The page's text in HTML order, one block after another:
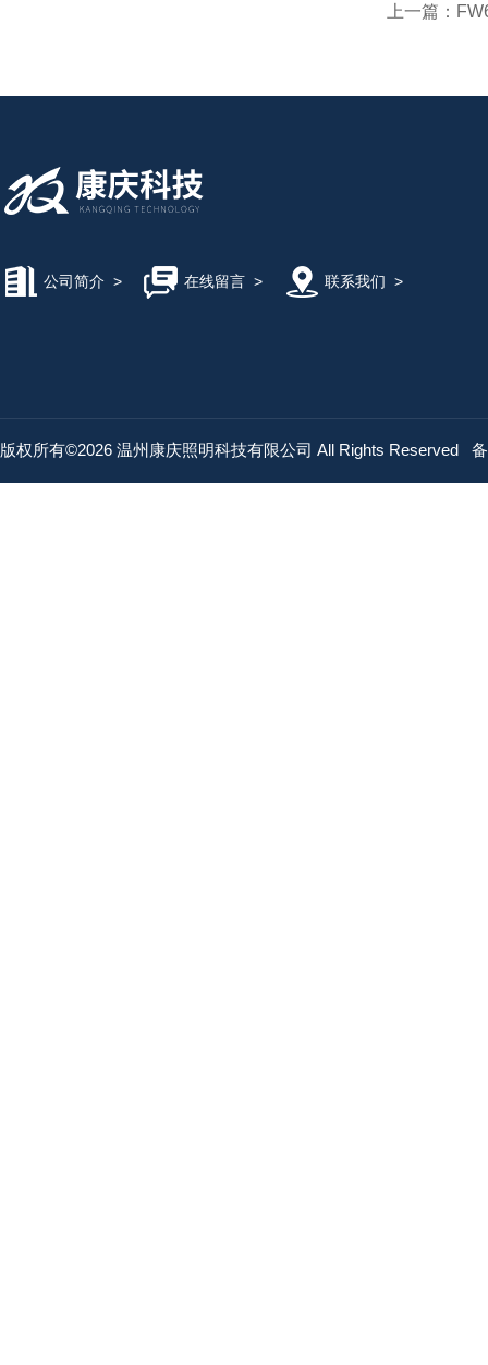
上一篇：
公司简介 > 在线留言> 联系我们 >
版权所有©2026 温州康庆照明科技有限公司 All Rights Reserved